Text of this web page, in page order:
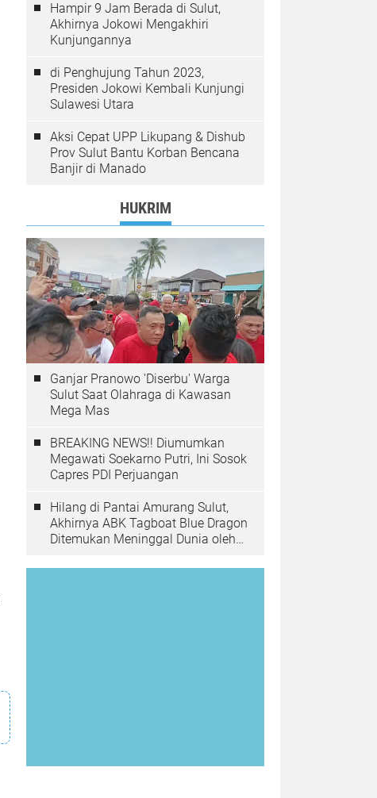
Hampir 9 Jam Berada di Sulut,
Akhirnya Jokowi Mengakhiri
Kunjungannya
di Penghujung Tahun 2023,
Presiden Jokowi Kembali Kunjungi
Sulawesi Utara
Aksi Cepat UPP Likupang & Dishub
Prov Sulut Bantu Korban Bencana
Banjir di Manado
HUKRIM
Ganjar Pranowo 'Diserbu' Warga
Sulut Saat Olahraga di Kawasan
Mega Mas
BREAKING NEWS!! Diumumkan
Megawati Soekarno Putri, Ini Sosok
Capres PDI Perjuangan
Hilang di Pantai Amurang Sulut,
Akhirnya ABK Tagboat Blue Dragon
Ditemukan Meninggal Dunia oleh